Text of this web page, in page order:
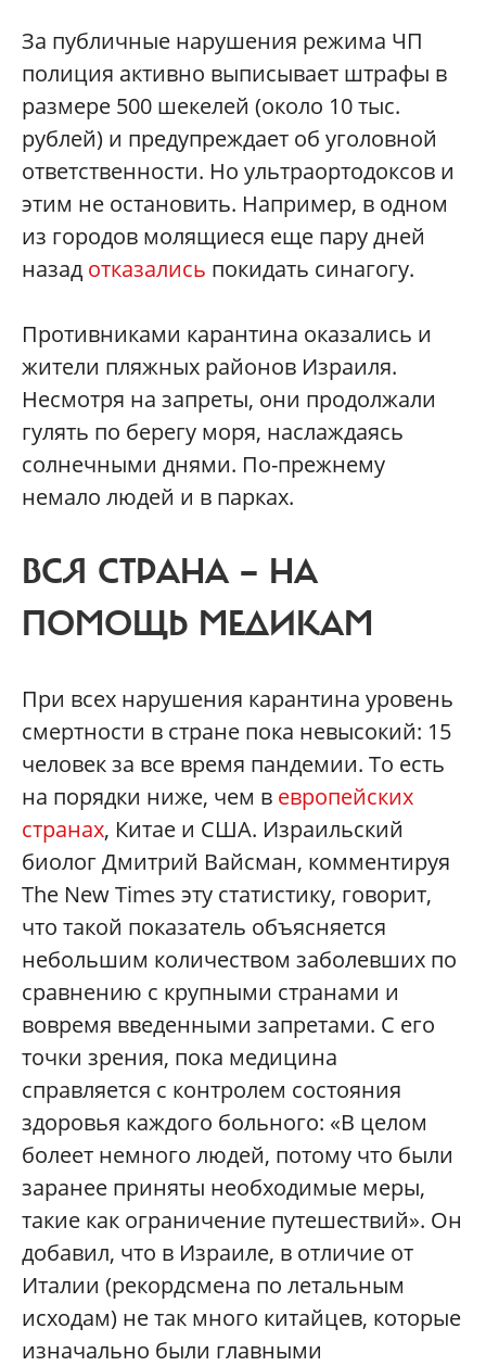
За публичные нарушения режима ЧП
полиция активно выписывает штрафы в
размере 500 шекелей (около 10 тыс.
рублей) и предупреждает об уголовной
ответственности. Но ультраортодоксов и
этим не остановить. Например, в одном
из городов молящиеся еще пару дней
назад отказались покидать синагогу.
Противниками карантина оказались и
жители пляжных районов Израиля.
Несмотря на запреты, они продолжали
гулять по берегу моря, наслаждаясь
солнечными днями. По-прежнему
немало людей и в парках.
ВСЯ СТРАНА — НА
ПОМОЩЬ МЕДИКАМ
При всех нарушения карантина уровень
смертности в стране пока невысокий: 15
человек за все время пандемии. То есть
на порядки ниже, чем в европейских
странах, Китае и США. Израильский
биолог Дмитрий Вайсман, комментируя
The New Times эту статистику, говорит,
что такой показатель объясняется
небольшим количеством заболевших по
сравнению с крупными странами и
вовремя введенными запретами. С его
точки зрения, пока медицина
справляется с контролем состояния
здоровья каждого больного: «В целом
болеет немного людей, потому что были
заранее приняты необходимые меры,
такие как ограничение путешествий». Он
добавил, что в Израиле, в отличие от
Италии (рекордсмена по летальным
исходам) не так много китайцев, которые
изначально были главными